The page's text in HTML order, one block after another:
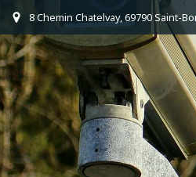
8 Chemin Chatelvay, 69790 Saint-